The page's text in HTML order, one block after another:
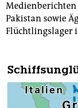
Medienberichten
Pakistan sowie
Flüchtlingslager